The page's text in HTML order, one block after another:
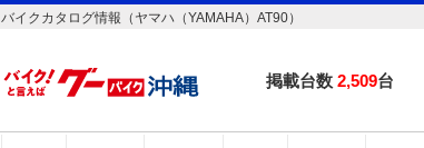
バイクカタログ情報（ヤマハ（YAMAHA）AT90）
掲載台数 2,509台